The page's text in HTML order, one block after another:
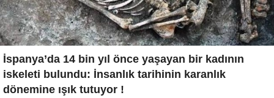
İspanya’da 14 bin yıl önce yaşayan bir kadının
iskeleti bulundu: İnsanlık tarihinin karanlık
dönemine ışık tutuyor !